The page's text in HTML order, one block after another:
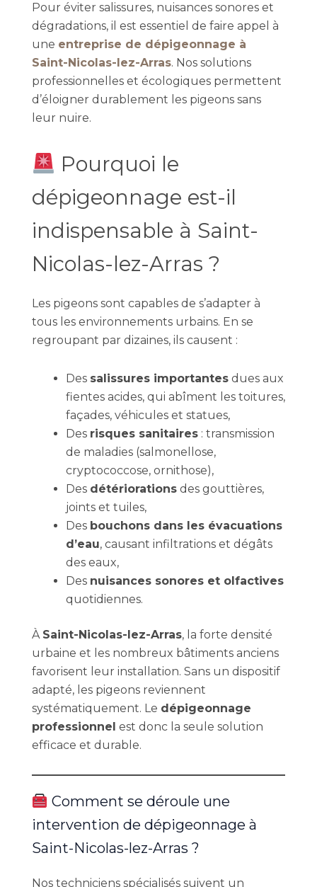
Pour éviter salissures, nuisances sonores et
dégradations, il est essentiel de faire appel à
une entreprise de dépigeonnage à
Saint-Nicolas-lez-Arras. Nos solutions
professionnelles et écologiques permettent
d’éloigner durablement les pigeons sans
leur nuire.
Pourquoi le
dépigeonnage est-il
indispensable à Saint-
Nicolas-lez-Arras ?
Les pigeons sont capables de s’adapter à
tous les environnements urbains. En se
regroupant par dizaines, ils causent :
Des salissures importantes dues aux
fientes acides, qui abîment les toitures,
façades, véhicules et statues,
Des risques sanitaires : transmission
de maladies (salmonellose,
cryptococcose, ornithose),
Des détériorations des gouttières,
joints et tuiles,
Des bouchons dans les évacuations
d’eau, causant infiltrations et dégâts
des eaux,
Des nuisances sonores et olfactives
quotidiennes.
À Saint-Nicolas-lez-Arras, la forte densité
urbaine et les nombreux bâtiments anciens
favorisent leur installation. Sans un dispositif
adapté, les pigeons reviennent
systématiquement. Le dépigeonnage
professionnel est donc la seule solution
efficace et durable.
Comment se déroule une
intervention de dépigeonnage à
Saint-Nicolas-lez-Arras ?
Nos techniciens spécialisés suivent un